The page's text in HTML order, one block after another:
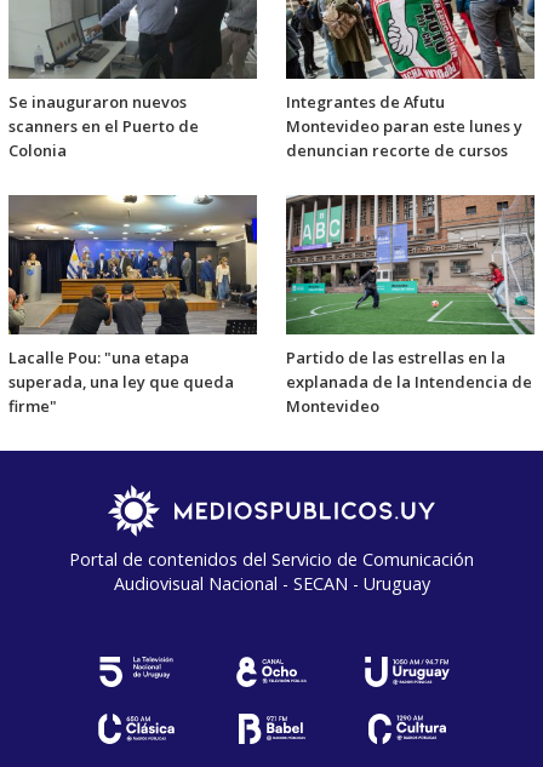
Se inauguraron nuevos
scanners en el Puerto de
Colonia
Integrantes de Afutu
Montevideo paran este lunes y
denuncian recorte de cursos
Lacalle Pou: "una etapa
superada, una ley que queda
firme"
Partido de las estrellas en la
explanada de la Intendencia de
Montevideo
Portal de contenidos del Servicio de Comunicación
Audiovisual Nacional - SECAN - Uruguay